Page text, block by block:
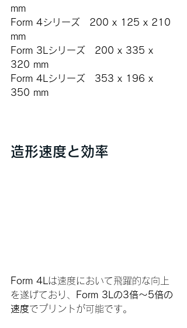
mm
Form 4シリーズ　200 x 125 x 210
mm
Form 3Lシリーズ　200 x 335 x
320 mm
Form 4Lシリーズ　353 x 196 x
350 mm
造形速度と効率
Form 4L は速度において飛躍的な向上
を遂げており、
Form 3Lの3倍〜5倍の
速度でプリントが可能です。